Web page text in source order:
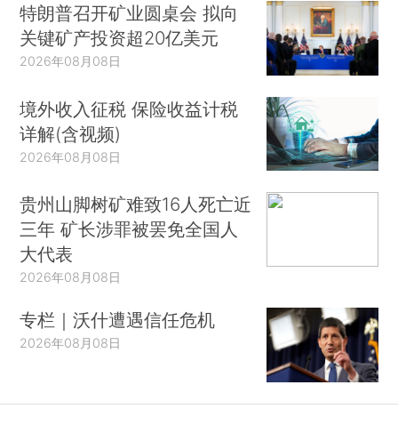
特朗普召开矿业圆桌会 拟向
关键矿产投资超20亿美元
2026年08月08日
境外收入征税 保险收益计税
详解(含视频)
2026年08月08日
贵州山脚树矿难致16人死亡近
三年 矿长涉罪被罢免全国人
大代表
2026年08月08日
专栏｜沃什遭遇信任危机
2026年08月08日